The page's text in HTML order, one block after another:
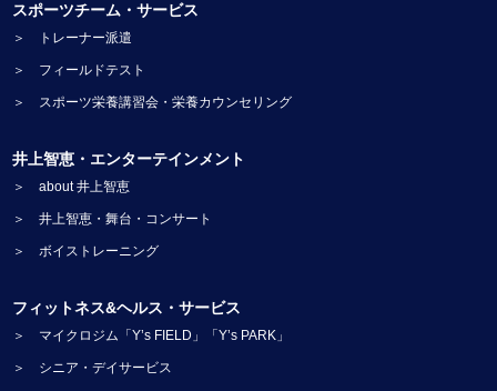
スポーツチーム・サービス
＞ トレーナー派遣
＞ フィールドテスト
＞ スポーツ栄養講習会・栄養カウンセリング
井上智恵・エンターテインメント
＞ about 井上智恵
＞ 井上智恵・舞台・コンサート
＞ ボイストレーニング
フィットネス&ヘルス・サービス
＞ マイクロジム「Y’s FIELD」「Y’s PARK」
＞ シニア・デイサービス